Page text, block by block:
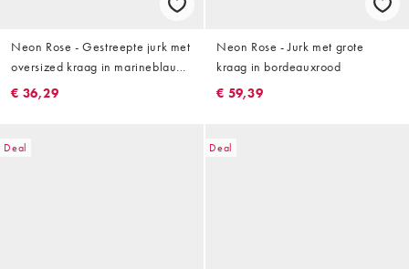
Neon Rose - Gestreepte jurk met
oversized kraag in marineblauw
en geel
€ 36,29
Neon Rose - Jurk met grote
kraag in bordeauxrood
€ 59,39
Deal Deal